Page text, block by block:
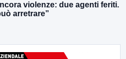
violenze: due agenti feriti.
arretrare”